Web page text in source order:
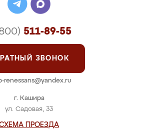
г. Кашира
ул. Садовая, 33
ПРОЕЗДА
511-89-55
ЗВОНОК
renessans@yandex.ru